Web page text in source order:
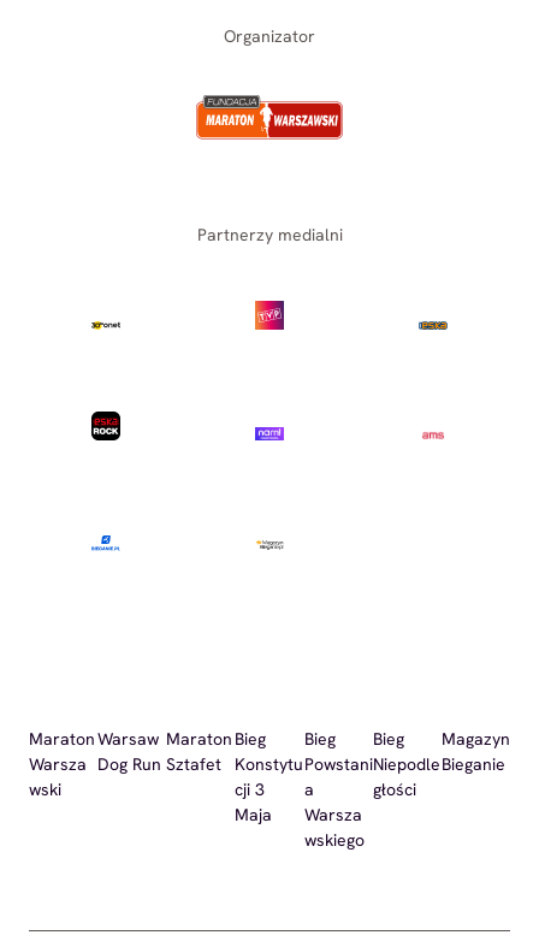
Organizator
Partnerzy medialni
Maraton
Warsza
wski
Warsaw
Dog Run
Maraton
Sztafet
Bieg
Konstytu
cji 3
Maja
Bieg
Powstani
a
Warsza
wskiego
Bieg
Niepodle
głości
Magazyn
Bieganie